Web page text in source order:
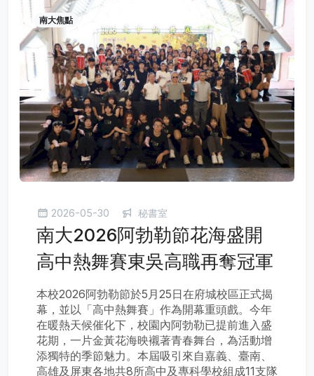
南大焦點
2026-05-30 秘書室
南大2026阿勃勒節花海盛開
高中熱舞賽東吳高職再奪冠軍
本校2026阿勃勒節於5月25日在府城校區正式揭
幕，並以「高中熱舞賽」作為開幕重頭戲。今年
在暖熱天候催化下，校園內阿勃勒已提前進入盛
花期，一片金黃花海映襯著青春舞台，為活動增
添獨特的季節魅力。本屆吸引來自嘉義、臺南、
高雄及屏東各地共8所高中及專科學校組成11支隊